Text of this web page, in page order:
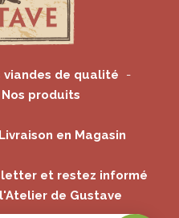
viandes de qualité
Nos produits
Livraison en Magasin
et restez informé
de Gustave